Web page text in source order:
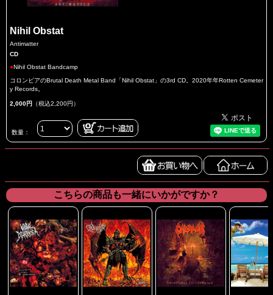
Nihil Obstat
Antimatter
CD
●Nihil Obstat Bandcamp
コロンビアのBrutal Death Metal Band「Nihil Obstat」の3rd CD。2020年年Rotten Cemeter
y Records。
2,000円 （税込2,200円）
数量：
こちらの商品も一緒にいかがですか？